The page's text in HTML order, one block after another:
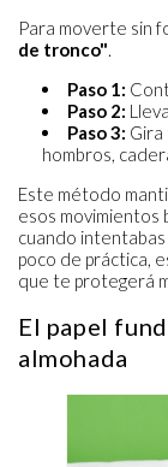
Para moverte sin
de tronco".
Paso 1:
Paso 2:
Paso 3:
hombros,
Este método
esos
cuando
poco de práctica,
que te protegerá
El papel
almohada